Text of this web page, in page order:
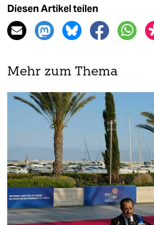
Diesen Artikel teilen
Mehr zum Thema